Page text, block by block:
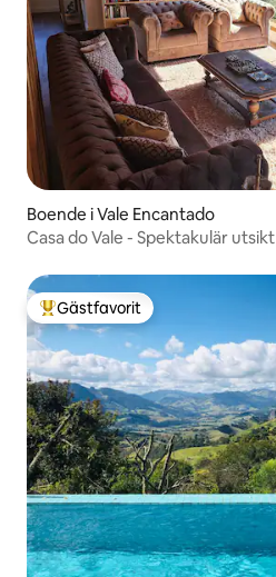
Boende i Vale Encantado
Casa do Vale - Spektakulär utsikt
Populär gästfavorit
Gästfavorit